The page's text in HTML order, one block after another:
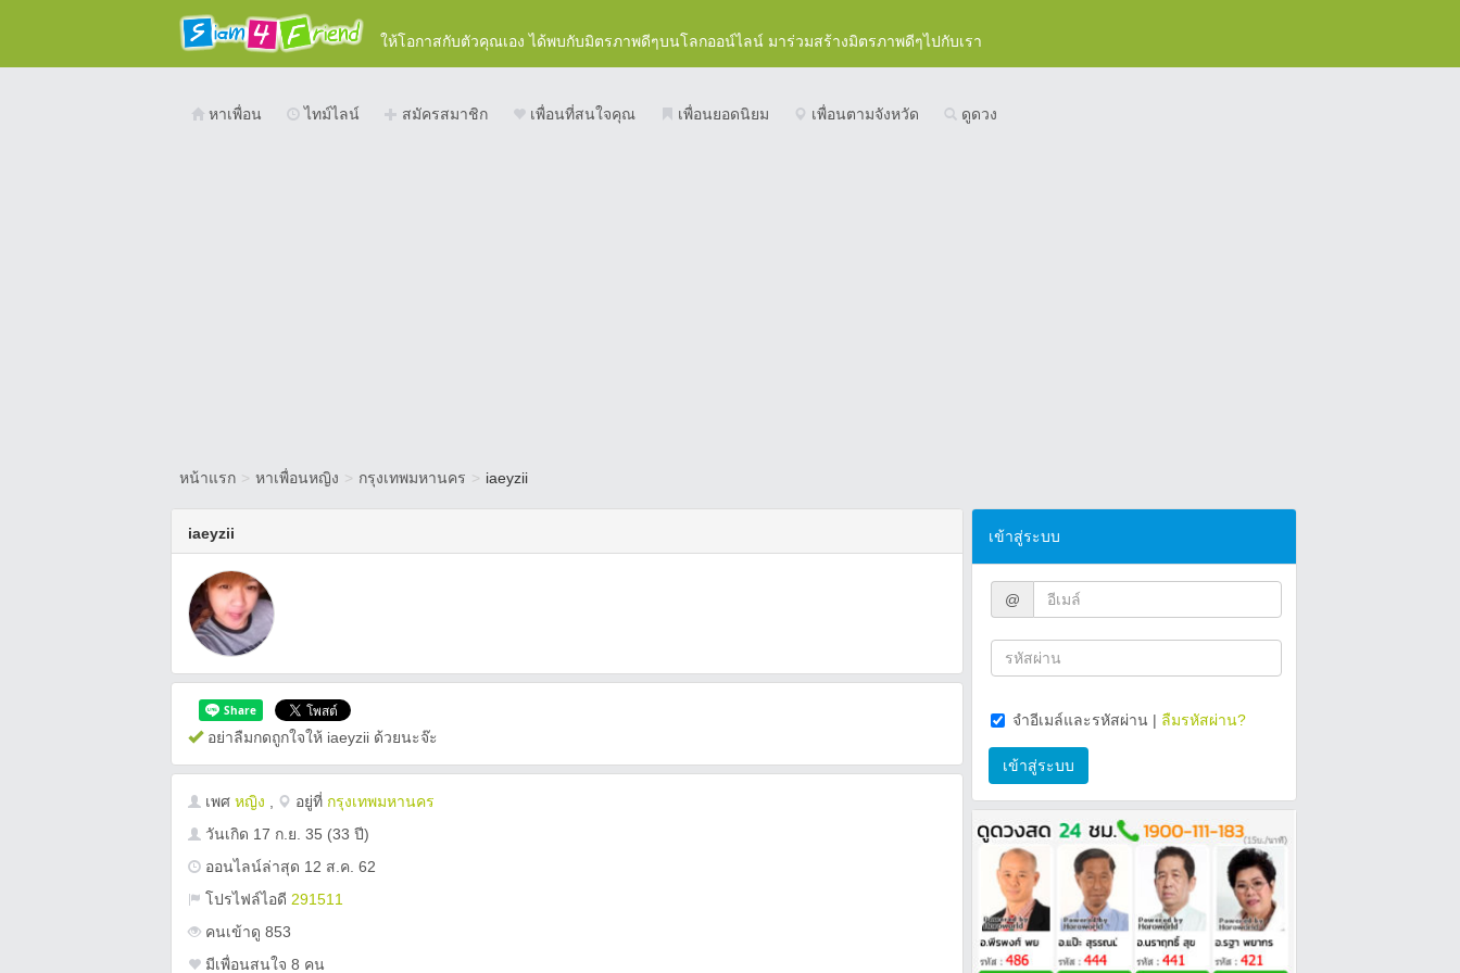
ให้โอกาสกับตัวคุณเอง ได้พบกับมิตรภาพดีๆบนโลกออน์ไลน์ มาร่วมสร้างมิตรภาพดีๆไปกับเรา
หาเพื่อน ไทม์ไลน์ สมัครสมาชิก เพื่อนที่สนใจคุณ เพื่อนยอดนิยม เพื่อนตามจังหวัด ดูดวง
หน้าแรก > หาเพื่อนหญิง > กรุงเทพมหานคร > iaeyzii
iaeyzii
อย่าลืมกดถูกใจให้ iaeyzii ด้วยนะจ๊ะ
เพศ หญิง อยู่ที่ กรุงเทพมหานคร
วันเกิด 17 ก.ย. 35 (33 ปี)
ออนไลน์ล่าสุด 12 ส.ค. 62
โปรไฟล์ไอดี 291511
คนเข้าดู 853
มีเพื่อนสนใจ 8 คน
เข้าสู่ระบบ
@
จำอีเมล์และรหัสผ่าน | ลืมรหัสผ่าน?
เข้าสู่ระบบ